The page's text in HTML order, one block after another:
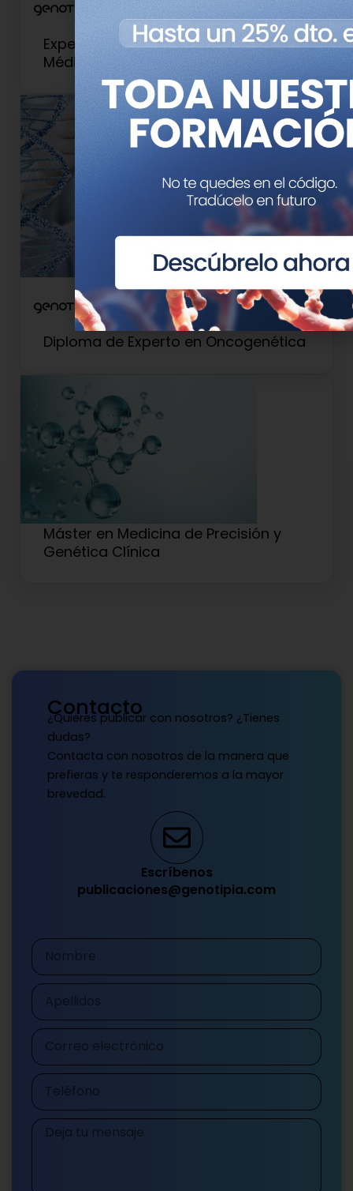
Experto Universitario en Genética
Médica y Genómica
Diploma de Experto en Oncogenética
Máster en Medicina de Precisión y
Genética Clínica
Contacto
¿Quieres publicar con nosotros? ¿Tienes
dudas?
Contacta con nosotros de la manera que
prefieras y te responderemos a la mayor
brevedad.
Escríbenos
publicaciones@genotipia.com
Nombre
Apellidos
Correo
electrónico
Teléfono
Mensaje